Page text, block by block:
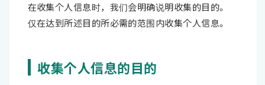
在收集个人信息时，我们会明确说明收集的目的。
仅在达到所述目的所必需的范围内收集个人信息。
收集个人信息的目的